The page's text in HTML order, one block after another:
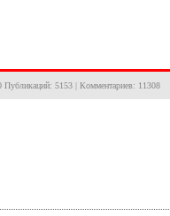
Публикаций: 5153 | Комментариев: 11308